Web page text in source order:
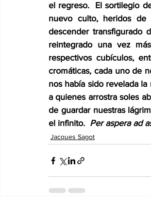
el regreso.  El sortilegio
nuevo culto, heridos
descender transfigurado
reintegrado una vez
respectivos cubículos,
cromáticas, cada uno de
nos había sido revelada
a quienes arrostra soles
de guardar nuestras
el infinito. Per aspera ad
Jacques Sagot